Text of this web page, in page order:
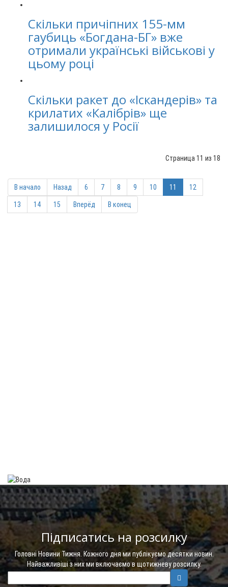
Скільки причіпних 155-мм
гаубиць «Богдана-БГ» вже
отримали українські військові у
цьому році
Скільки ракет до «Іскандерів» та
крилатих «Калібрів» ще
залишилося у Росії
Страница 11 из 18
В начало Назад 6 7 8 9 10 11 12
13 14 15 Вперёд В конец
Підписатись на розсилку
Головні Новини Тижня. Кожного дня ми публікуємо десятки новин.
Найважливіші з них ми включаємо в щотижневу розсилку.